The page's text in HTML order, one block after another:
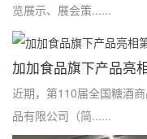
览展示、展会策......
加加食品旗下产品亮
近期，第110届全国糖酒
品有限公司（简......